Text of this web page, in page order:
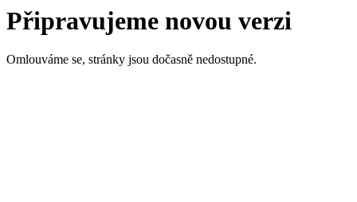
Připravujeme novou verzi
Omlouváme se, stránky jsou dočasně nedostupné.